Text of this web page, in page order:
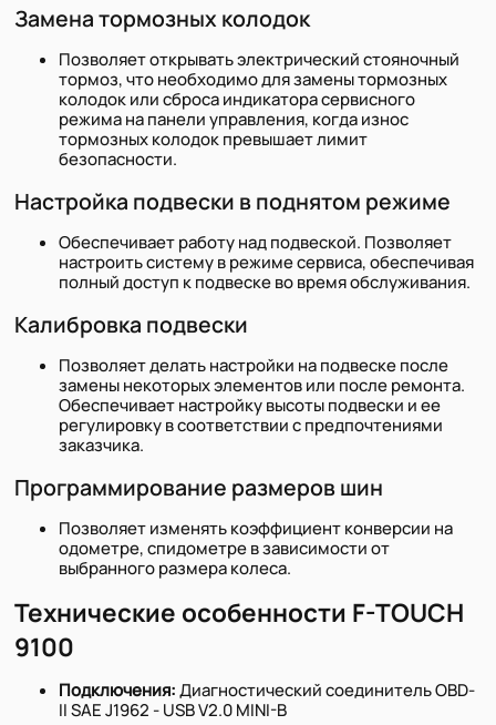
Замена тормозных колодок
Позволяет открывать электрический стояночный
тормоз, что необходимо для замены тормозных
колодок или сброса индикатора сервисного
режима на панели управления, когда износ
тормозных колодок превышает лимит
безопасности.
Настройка подвески в поднятом режиме
Обеспечивает работу над подвеской. Позволяет
настроить систему в режиме сервиса, обеспечивая
полный доступ к подвеске во время обслуживания.
Калибровка подвески
Позволяет делать настройки на подвеске после
замены некоторых элементов или после ремонта.
Обеспечивает настройку высоты подвески и ее
регулировку в соответствии с предпочтениями
заказчика.
Программирование размеров шин
Позволяет изменять коэффициент конверсии на
одометре, спидометре в зависимости от
выбранного размера колеса.
Технические особенности F-TOUCH
9100
Подключения:Диагностический соединитель OBD-
II SAE J1962 - USB V2.0 MINI-B